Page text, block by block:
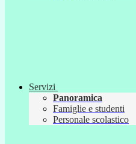
Servizi
Panoramica
Famiglie e studenti
Personale scolastico